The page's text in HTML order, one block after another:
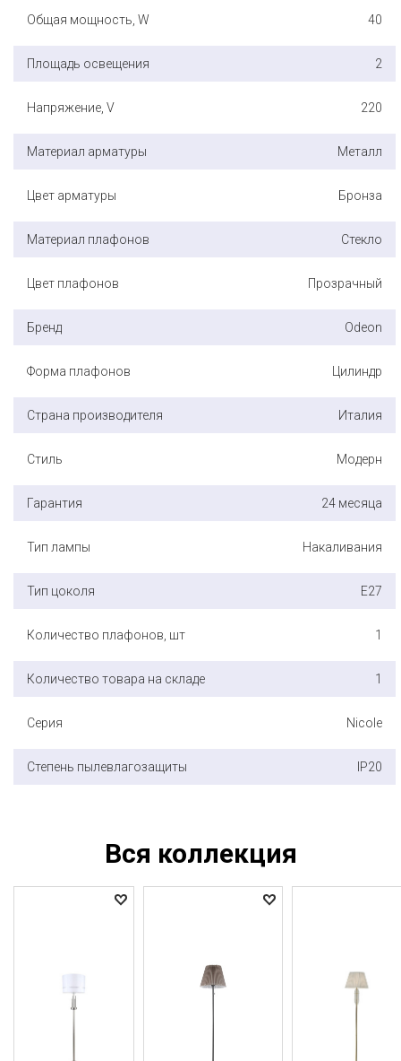
Общая мощность, W 40
Площадь освещения 2
Напряжение, V 220
Материал арматуры Металл
Цвет арматуры Бронза
Материал плафонов Стекло
Цвет плафонов Прозрачный
Бренд Odeon
Форма плафонов Цилиндр
Страна производителя Италия
Стиль Модерн
Гарантия 24 месяца
Тип лампы Накаливания
Тип цоколя E27
Количество плафонов, шт 1
Количество товара на складе 1
Серия Nicole
Степень пылевлагозащиты IP20
Вся коллекция